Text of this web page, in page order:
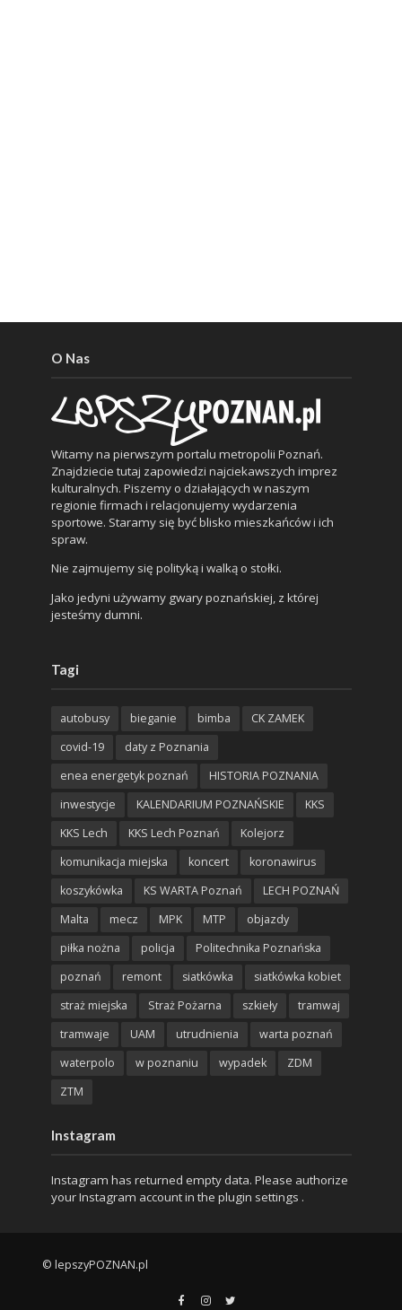
O Nas
Witamy na pierwszym portalu metropolii Poznań.
Znajdziecie tutaj zapowiedzi najciekawszych imprez
kulturalnych. Piszemy o działających w naszym
regionie firmach i relacjonujemy wydarzenia
sportowe. Staramy się być blisko mieszkańców i ich
spraw.
Nie zajmujemy się polityką i walką o stołki.
Jako jedyni używamy gwary poznańskiej, z której
jesteśmy dumni.
Tagi
autobusy bieganie bimba
CK ZAMEK
covid-19
daty z Poznania
enea energetyk poznań
HISTORIA POZNANIA
inwestycje
KALENDARIUM POZNAŃSKIE
KKS
KKS Lech
KKS Lech Poznań
Kolejorz
komunikacja miejska
koncert
koronawirus
koszykówka
KS WARTA Poznań
LECH POZNAŃ
Malta
mecz MPK MTP
objazdy
piłka nożna
policja
Politechnika Poznańska
poznań
remont siatkówka
siatkówka kobiet
straż miejska
Straż Pożarna szkieły
tramwaj
tramwaje
UAM utrudnienia
warta poznań
waterpolo
w poznaniu wypadek
ZDM
ZTM
Instagram
Instagram has returned empty data. Please authorize
your Instagram account in the plugin settings .
© lepszyPOZNAN.pl